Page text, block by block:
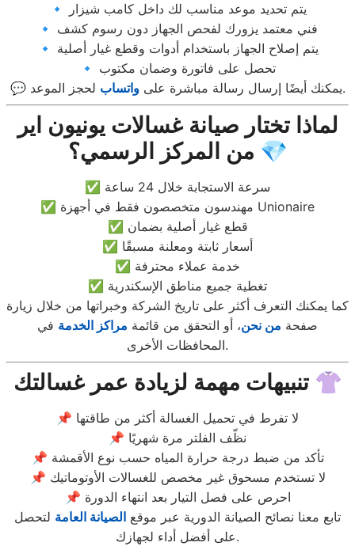
🔹 يتم تحديد موعد مناسب لك داخل كامب شيزار
🔹 فني معتمد يزورك لفحص الجهاز دون رسوم كشف
🔹 يتم إصلاح الجهاز باستخدام أدوات وقطع غيار أصلية
🔹 تحصل على فاتورة وضمان مكتوب
💬 يمكنك أيضًا إرسال رسالة مباشرة علىواتساب لحجز الموعد.
لماذا تختار صيانة غسالات يونيون اير
من المركز الرسمي؟ 💎
✅ سرعة الاستجابة خلال 24 ساعة
✅ مهندسون متخصصون فقط في أجهزة Unionaire
✅ قطع غيار أصلية بضمان
✅ أسعار ثابتة ومعلنة مسبقًا
✅ خدمة عملاء محترفة
✅ تغطية جميع مناطق الإسكندرية
كما يمكنك التعرف أكثر على تاريخ الشركة وخبراتها من خلال زيارة
صفحة من نحن، أو التحقق من قائمة مراكز الخدمة في
المحافظات الأخرى.
تنبيهات مهمة لزيادة عمر غسالتك 👚
📌 لا تفرط في تحميل الغسالة أكثر من طاقتها
📌 نظّف الفلتر مرة شهريًا
📌 تأكد من ضبط درجة حرارة المياه حسب نوع الأقمشة
📌 لا تستخدم مسحوق غير مخصص للغسالات الأوتوماتيك
📌 احرص على فصل التيار بعد انتهاء الدورة
تابع معنا نصائح الصيانة الدورية عبر موقع الصيانة العامة لتحصل
على أفضل أداء لجهازك.